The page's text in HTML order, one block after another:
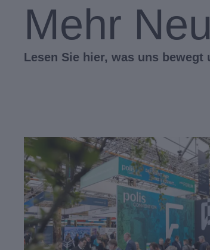
Mehr
Lesen Sie hier, was uns